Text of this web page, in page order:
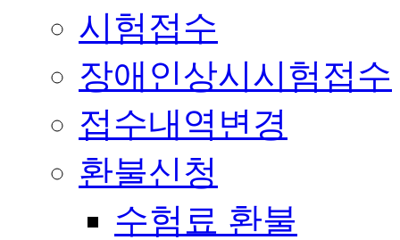
시험접수
장애인상시시험접수
접수내역변경
환불신청
수험료 환불